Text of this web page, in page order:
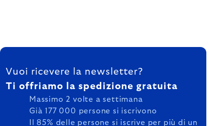
FOOTER
Vuoi ricevere la newsletter?
Ti offriamo la spedizione gratuita
Massimo 2 volte a settimana
Già 177 000 persone si iscrivono
Il 85% delle persone si iscrive per più di un